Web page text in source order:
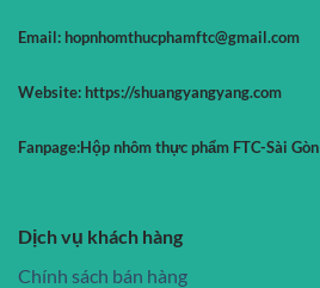
Email: hopnhomthucphamftc@gmail.com
Website: https://shuangyangyang.com
Fanpage:Hộp nhôm thực phẩm FTC-Sài Gòn
Dịch vụ khách hàng
Chính sách bán hàng